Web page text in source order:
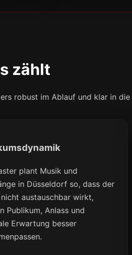
zählt
robust im Ablauf und klar in die
plant Musik und
in Düsseldorf so, dass der
austauschbar wirkt,
Publikum, Anlass und
Erwartung besser